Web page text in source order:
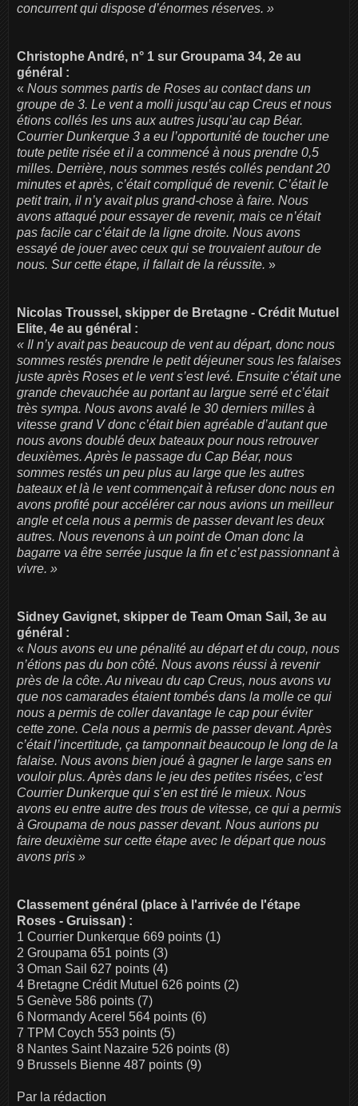
concurrent qui dispose d’énormes réserves. »
Christophe André, n° 1 sur Groupama 34, 2e au
général :
« Nous sommes partis de Roses au contact dans un
groupe de 3. Le vent a molli jusqu’au cap Creus et nous
étions collés les uns aux autres jusqu’au cap Béar.
Courrier Dunkerque 3 a eu l’opportunité de toucher une
toute petite risée et il a commencé à nous prendre 0,5
milles. Derrière, nous sommes restés collés pendant 20
minutes et après, c’était compliqué de revenir. C’était le
petit train, il n’y avait plus grand-chose à faire. Nous
avons attaqué pour essayer de revenir, mais ce n’était
pas facile car c’était de la ligne droite. Nous avons
essayé de jouer avec ceux qui se trouvaient autour de
nous. Sur cette étape, il fallait de la réussite. »
Nicolas Troussel, skipper de Bretagne - Crédit Mutuel
Elite, 4e au général :
« Il n’y avait pas beaucoup de vent au départ, donc nous
sommes restés prendre le petit déjeuner sous les falaises
juste après Roses et le vent s’est levé. Ensuite c’était une
grande chevauchée au portant au largue serré et c’était
très sympa. Nous avons avalé le 30 derniers milles à
vitesse grand V donc c’était bien agréable d’autant que
nous avons doublé deux bateaux pour nous retrouver
deuxièmes. Après le passage du Cap Béar, nous
sommes restés un peu plus au large que les autres
bateaux et là le vent commençait à refuser donc nous en
avons profité pour accélérer car nous avions un meilleur
angle et cela nous a permis de passer devant les deux
autres. Nous revenons à un point de Oman donc la
bagarre va être serrée jusque la fin et c’est passionnant à
vivre. »
Sidney Gavignet, skipper de Team Oman Sail, 3e au
général :
« Nous avons eu une pénalité au départ et du coup, nous
n’étions pas du bon côté. Nous avons réussi à revenir
près de la côte. Au niveau du cap Creus, nous avons vu
que nos camarades étaient tombés dans la molle ce qui
nous a permis de coller davantage le cap pour éviter
cette zone. Cela nous a permis de passer devant. Après
c’était l’incertitude, ça tamponnait beaucoup le long de la
falaise. Nous avons bien joué à gagner le large sans en
vouloir plus. Après dans le jeu des petites risées, c’est
Courrier Dunkerque qui s’en est tiré le mieux. Nous
avons eu entre autre des trous de vitesse, ce qui a permis
à Groupama de nous passer devant. Nous aurions pu
faire deuxième sur cette étape avec le départ que nous
avons pris »
Classement général (place à l'arrivée de l'étape
Roses - Gruissan) :
1 Courrier Dunkerque 669 points (1)
2 Groupama 651 points (3)
3 Oman Sail 627 points (4)
4 Bretagne Crédit Mutuel 626 points (2)
5 Genève 586 points (7)
6 Normandy Acerel 564 points (6)
7 TPM Coych 553 points (5)
8 Nantes Saint Nazaire 526 points (8)
9 Brussels Bienne 487 points (9)
Par la rédaction